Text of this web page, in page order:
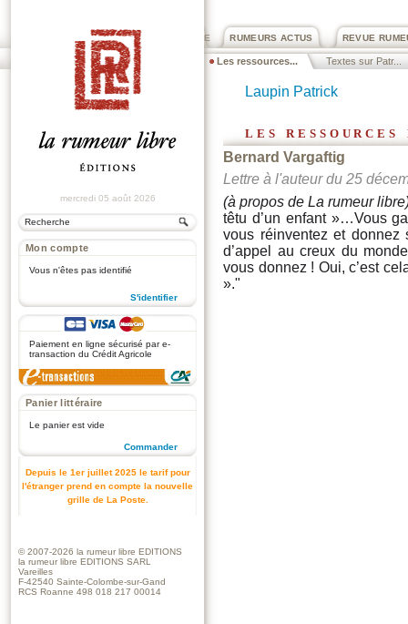
REVUE
RUMEURS ACTUS
PRIX ROGER DEXTRE
Les ressources... Textes sur Patr...
mercredi 05 août 2026
Mon compte
Vous n'êtes pas identifié
S'identifier
Paiement en ligne sécurisé par e-
transaction du Crédit Agricole
Panier littéraire
Le panier est vide
Commander
Depuis le 1er juillet 2025 le tarif pour
l'étranger prend en compte la nouvelle
grille de La Poste.
Laupin Patrick
les
Bernard Vargaftig
Lettre à l'auteur du 25
(à propos de La rumeur
têtu d’un enfant »…Vous
vous réinventez et donnez
d’appel au creux du
vous donnez ! Oui, c’est
»."
© 2007-2026 la rumeur libre EDITIONS
la rumeur libre EDITIONS SARL
Vareilles
F-42540 Sainte-Colombe-sur-Gand
RCS Roanne 498 018 217 00014